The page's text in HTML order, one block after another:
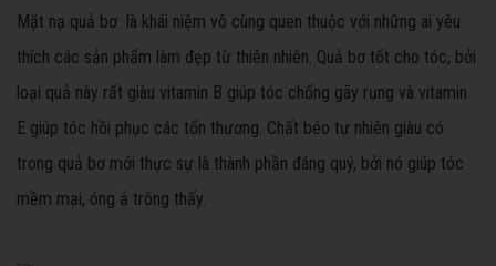
Mặt nạ quả bơ là khái niệm vô cùng quen thuộc với những ai yêu
thích các sản phẩm làm đẹp từ thiên nhiên. Quả bơ tốt cho tóc, bởi
loại quả này rất giàu vitamin B giúp tóc chống gãy rụng và vitamin
E giúp tóc hồi phục các tổn thương. Chất béo tự nhiên giàu có
trong quả bơ mới thực sự là thành phần đáng quý, bởi nó giúp tóc
mềm mại, óng ả trông thấy.